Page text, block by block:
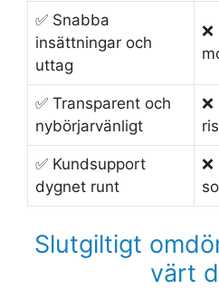
✅ Snabba
insättningar och
uttag
✅ Transparent och
nybörjarvänligt
✅ Kundsupport
dygnet runt
Slutgiltigt
värt